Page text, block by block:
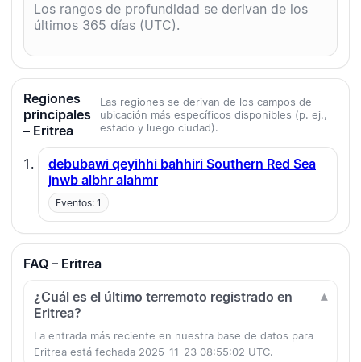
Los rangos de profundidad se derivan de los
últimos 365 días (UTC).
Regiones
principales
– Eritrea
Las regiones se derivan de los campos de
ubicación más específicos disponibles (p. ej.,
estado y luego ciudad).
debubawi qeyihhi bahhiri Southern Red Sea
jnwb albhr alahmr
Eventos: 1
FAQ – Eritrea
¿Cuál es el último terremoto registrado en
Eritrea?
La entrada más reciente en nuestra base de datos para
Eritrea está fechada 2025-11-23 08:55:02 UTC.